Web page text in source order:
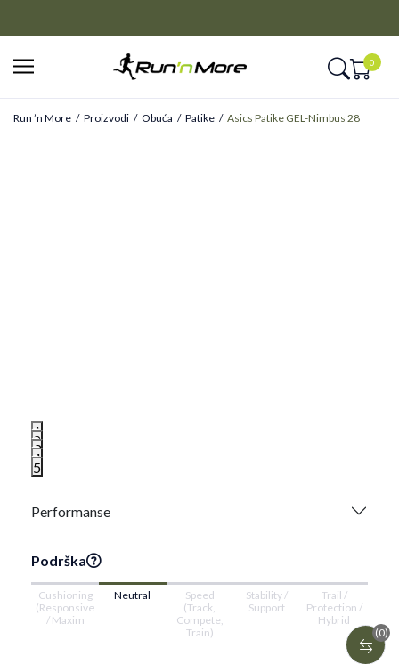
0
Run ’n More Proizvodi Obuća Patike Asics Patike GEL-Nimbus 28
(0)
1
2
3
4
5
Performanse
Podrška
Cushioning
(Responsive
/ Maxim
Neutral
Speed
(Track,
Compete,
Train)
Stability /
Support
Trail /
Protection /
Hybrid